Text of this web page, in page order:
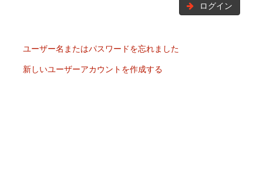
ログイン
ユーザー名またはパスワードを忘れました
新しいユーザーアカウントを作成する